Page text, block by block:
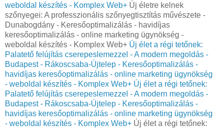
weboldal készítés - Komplex Web+ Új életre kelnek
szőnyegei: A professzionális szőnyegtisztítás művészete -
Dunabogdány - Keresőoptimalizálás - havidíjas
keresőoptimalizálás - online marketing ügynökség -
weboldal készítés - Komplex Web+ Új élet a régi tetőnek:
Palatető felújítás cserepeslemezzel - A modern megoldás -
Budapest - Rákoscsaba-Újtelep - Keresőoptimalizálás -
havidíjas keresőoptimalizálás - online marketing ügynökség
- weboldal készítés - Komplex Web+ Új élet a régi tetőnek:
Palatető felújítás cserepeslemezzel - A modern megoldás -
Budapest - Rákoscsaba-Újtelep - Keresőoptimalizálás -
havidíjas keresőoptimalizálás - online marketing ügynökség
- weboldal készítés - Komplex Web+ Új élet a régi tetőnek: